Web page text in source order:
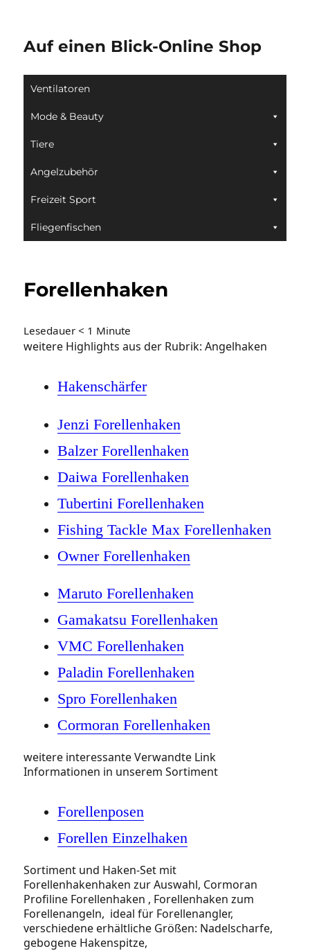
Auf einen Blick-Online Shop
Ventilatoren
Mode & Beauty
Tiere
Angelzubehör
Freizeit Sport
Fliegenfischen
Forellenhaken
Lesedauer < 1 Minute
weitere Highlights aus der Rubrik: Angelhaken
Hakenschärfer
Jenzi Forellenhaken
Balzer Forellenhaken
Daiwa Forellenhaken
Tubertini Forellenhaken
Fishing Tackle Max Forellenhaken
Owner Forellenhaken
Maruto Forellenhaken
Gamakatsu Forellenhaken
VMC Forellenhaken
Paladin Forellenhaken
Spro Forellenhaken
Cormoran Forellenhaken
weitere interessante Verwandte Link
Informationen in unserem Sortiment
Forellenposen
Forellen Einzelhaken
Sortiment und Haken-Set mit
Forellenhakenhaken zur Auswahl, Cormoran
Profiline Forellenhaken , Forellenhaken zum
Forellenangeln, ideal für Forellenangler,
verschiedene erhältliche Größen: Nadelscharfe,
gebogene Hakenspitze,